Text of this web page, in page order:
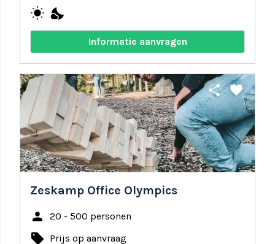
wb_sunny nights_stay
Informatie aanvragen
share favorite
Zeskamp Office Olympics
person 20 - 500 personen
local_offer Prijs op aanvraag